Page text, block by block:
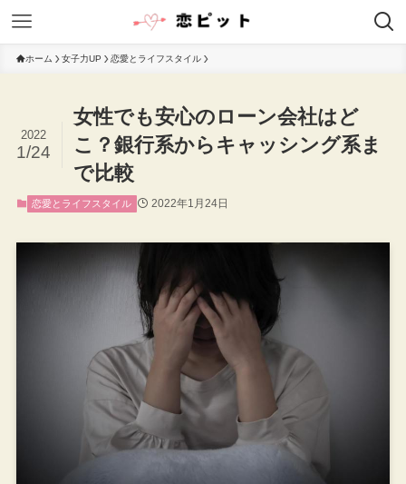
ホーム 女子力UP 恋愛とライフスタイル
女性でも安心のローン会社はど
こ？銀行系からキャッシング系ま
で比較
2022
1/24
恋愛とライフスタイル 2022年1月24日